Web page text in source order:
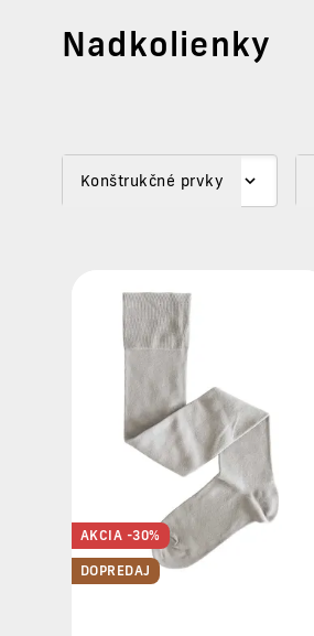
Nadkolienky
Konštrukčné prvky
AKCIA -30%
DOPREDAJ